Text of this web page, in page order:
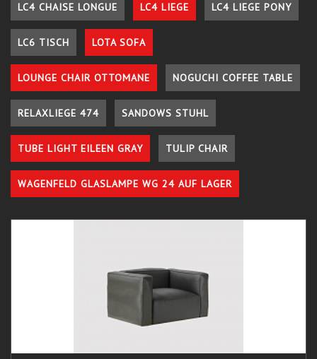
LC4 CHAISE LONGUE LC4 LIEGE LC4 LIEGE PONY
LC6 TISCH LOTA SOFA
LOUNGE CHAIR OTTOMANE NOGUCHI COFFEE TABLE
RELAXLIEGE 474 SANDOWS STUHL
TUBE LIGHT EILEEN GRAY TULIP CHAIR
WAGENFELD GLASLAMPE WG 24 AUF LAGER